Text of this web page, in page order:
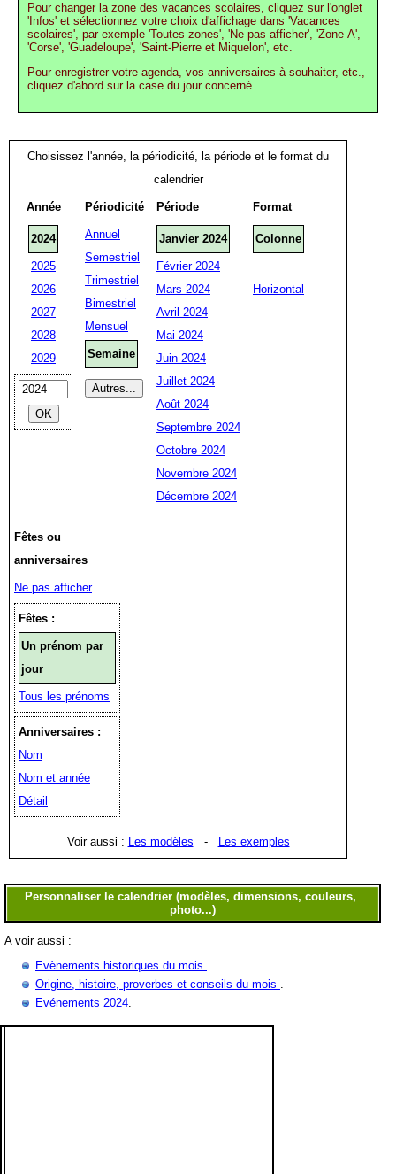
Pour changer la zone des vacances scolaires, cliquez sur l'onglet
'Infos' et sélectionnez votre choix d'affichage dans 'Vacances
scolaires', par exemple 'Toutes zones', 'Ne pas afficher', 'Zone A',
'Corse', 'Guadeloupe', 'Saint-Pierre et Miquelon', etc.
Pour enregistrer votre agenda, vos anniversaires à souhaiter, etc.,
cliquez d'abord sur la case du jour concerné.
Choisissez l'année, la périodicité, la période et le format du
calendrier
Année
2024
2025
2026
2027
2028
2029
Périodicité
Annuel
Semestriel
Trimestriel
Bimestriel
Mensuel
Semaine
Période
Janvier 2024
Février 2024
Mars 2024
Avril 2024
Mai 2024
Juin 2024
Juillet 2024
Août 2024
Septembre 2024
Octobre 2024
Novembre 2024
Décembre 2024
Format
Colonne
Horizontal
Fêtes ou
anniversaires
Ne pas afficher
Fêtes :
Un prénom par
jour
Tous les prénoms
Anniversaires :
Nom
Nom et année
Détail
Voir aussi : Les modèles - Les exemples
A voir aussi :
Evènements historiques du mois .
Origine, histoire, proverbes et conseils du mois .
Evénements 2024.